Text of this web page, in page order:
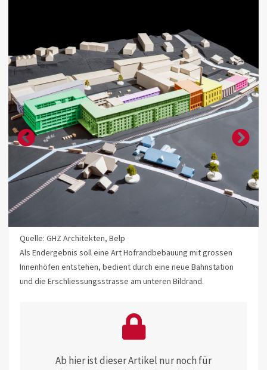
Quelle: GHZ Architekten, Belp
Als Endergebnis soll eine Art Hofrandbebauung mit grossen
Innenhöfen entstehen, bedient durch eine neue Bahnstation
und die Erschliessungsstrasse am unteren Bildrand.
Ab hier ist dieser Artikel nur noch für